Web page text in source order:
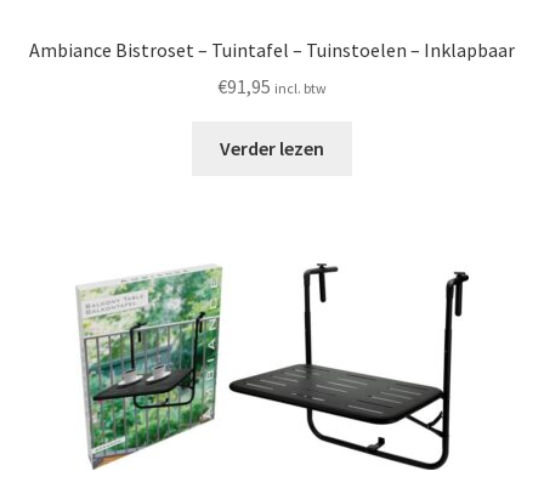
Ambiance Bistroset – Tuintafel – Tuinstoelen – Inklapbaar
€91,95 incl. btw
Verder lezen